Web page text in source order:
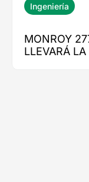
Ingeniería
MONROY
LLEVARÁ